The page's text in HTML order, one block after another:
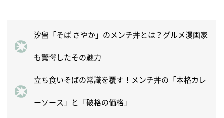
汐留「そば さやか」のメンチ丼とは？グルメ漫画家
も驚愕したその魅力
立ち食いそばの常識を覆す！メンチ丼の「本格カレ
ーソース」と「破格の価格」